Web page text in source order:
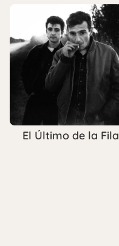
El Último de la Fila